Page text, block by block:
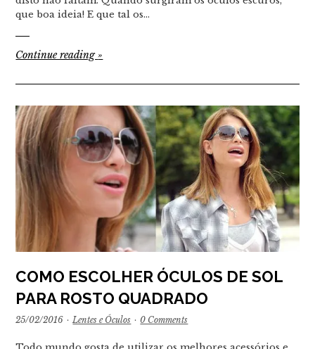
que boa ideia! E que tal os…
Continue reading»
COMO ESCOLHER ÓCULOS DE SOL
PARA ROSTO QUADRADO
25/02/2016 · Lentes e Óculos · 0 Comments